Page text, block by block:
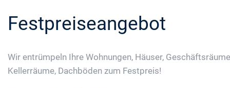
Festpreiseangebot
Wir entrümpeln Ihre Wohnungen, Häuser,
Kellerräume, Dachböden zum Festpreis!